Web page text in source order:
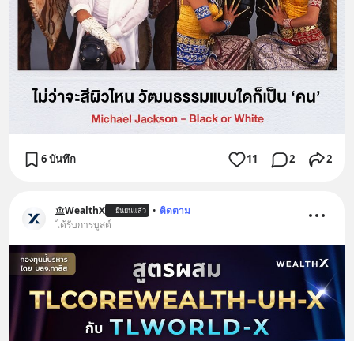
6 บันทึก 11 2 2
WealthX ยืนยันแล้ว • ติดตาม
ได้รับการบูสต์